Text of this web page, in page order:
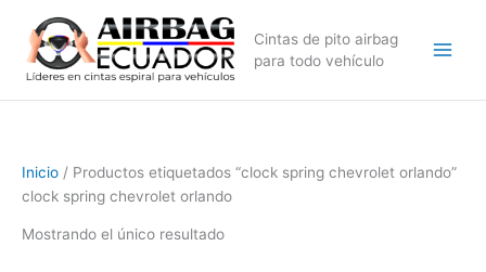
contenido
Cintas de pito airbag
para todo vehículo
Inicio / Productos etiquetados “clock spring chevrolet orlando”
clock spring chevrolet orlando
Mostrando el único resultado